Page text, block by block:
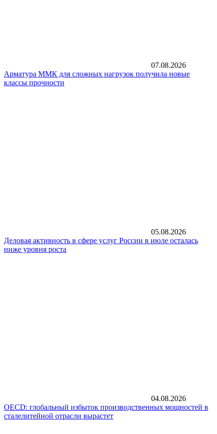
07.08.2026
Арматура ММК для сложных нагрузок получила новые
классы прочности
05.08.2026
Деловая активность в сфере услуг России в июле осталась
ниже уровня роста
04.08.2026
OECD: глобальный избыток производственных мощностей в
сталелитейной отрасли вырастет